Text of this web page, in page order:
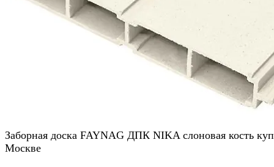
Заборная доска FAYNAG ДПК NIKA слоновая кость
Москве